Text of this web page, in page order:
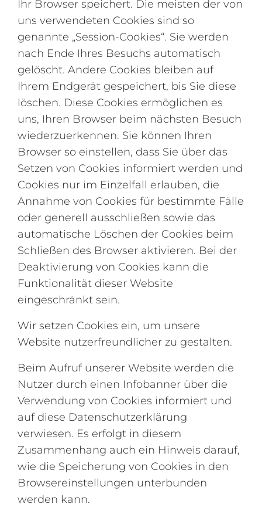
Ihr Browser speichert. Die meisten der von
uns verwendeten Cookies sind so
genannte „Session-Cookies“. Sie werden
nach Ende Ihres Besuchs automatisch
gelöscht. Andere Cookies bleiben auf
Ihrem Endgerät gespeichert, bis Sie diese
löschen. Diese Cookies ermöglichen es
uns, Ihren Browser beim nächsten Besuch
wiederzuerkennen. Sie können Ihren
Browser so einstellen, dass Sie über das
Setzen von Cookies informiert werden und
Cookies nur im Einzelfall erlauben, die
Annahme von Cookies für bestimmte Fälle
oder generell ausschließen sowie das
automatische Löschen der Cookies beim
Schließen des Browser aktivieren. Bei der
Deaktivierung von Cookies kann die
Funktionalität dieser Website
eingeschränkt sein.
Wir setzen Cookies ein, um unsere
Website nutzerfreundlicher zu gestalten.
Beim Aufruf unserer Website werden die
Nutzer durch einen Infobanner über die
Verwendung von Cookies informiert und
auf diese Datenschutzerklärung
verwiesen. Es erfolgt in diesem
Zusammenhang auch ein Hinweis darauf,
wie die Speicherung von Cookies in den
Browsereinstellungen unterbunden
werden kann.